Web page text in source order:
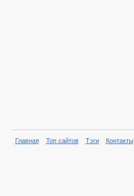
Главная Топ сайтов Тэги Контакты